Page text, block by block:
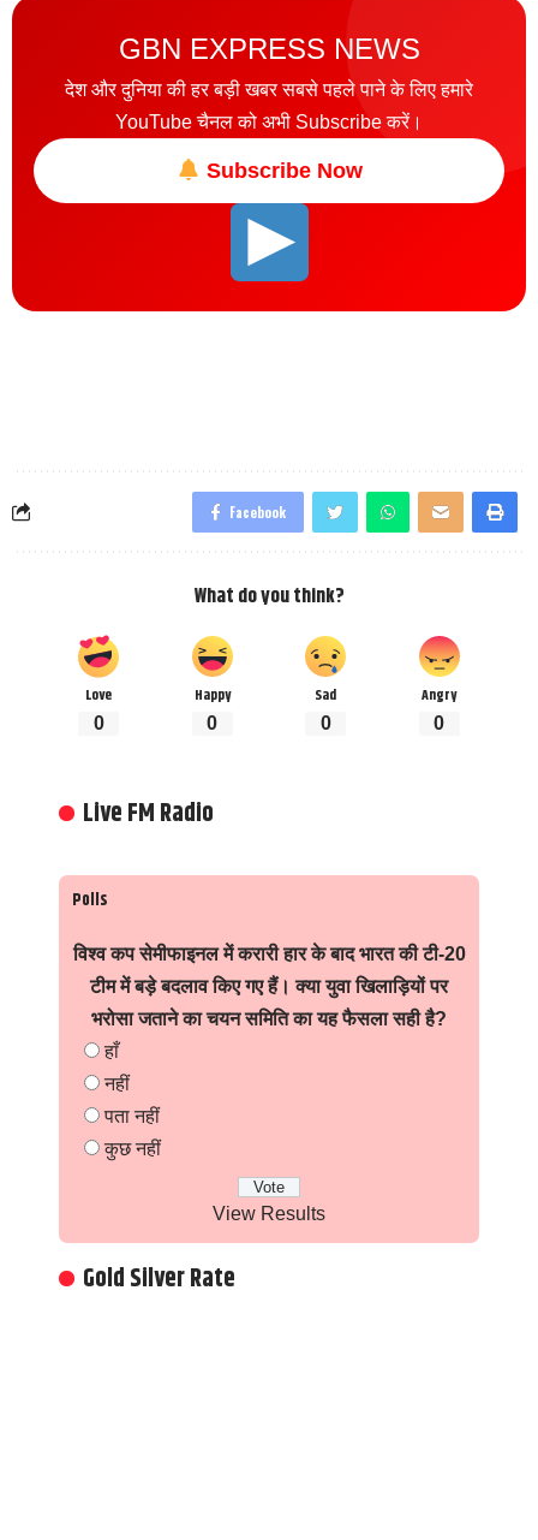
GBN EXPRESS NEWS
देश और दुनिया की हर बड़ी खबर सबसे पहले पाने के लिए हमारे
YouTube चैनल को अभी Subscribe करें।
Subscribe Now
Facebook
What do you think?
Love
0
Happy
0
Sad
0
Angry
0
Live FM Radio
Polls
विश्व कप सेमीफाइनल में करारी हार के बाद भारत की टी-20
टीम में बड़े बदलाव किए गए हैं। क्या युवा खिलाड़ियों पर
भरोसा जताने का चयन समिति का यह फैसला सही है?
हाँ
नहीं
पता नहीं
कुछ नहीं
View Results
Gold Silver Rate